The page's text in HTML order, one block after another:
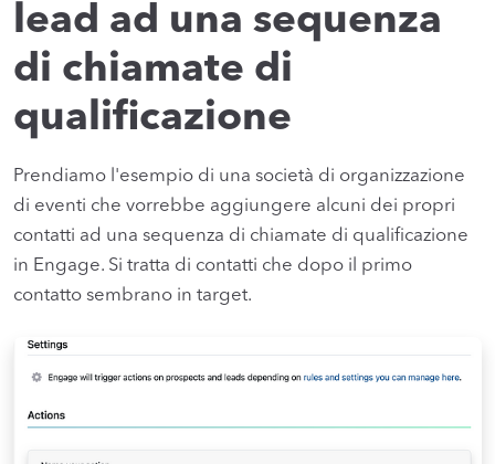
lead ad una sequenza
di chiamate di
qualificazione
Prendiamo l'esempio di una società di organizzazione
di eventi che vorrebbe aggiungere alcuni dei propri
contatti ad una sequenza di chiamate di qualificazione
in Engage. Si tratta di contatti che dopo il primo
contatto sembrano in target.